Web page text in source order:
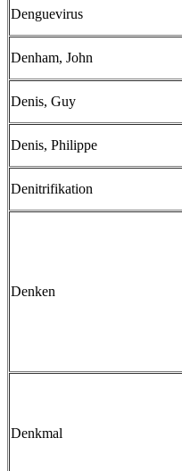
Denguevirus
Denham, John
Denis, Guy
Denis, Philippe
Denitrifikation
Denken
Denkmal